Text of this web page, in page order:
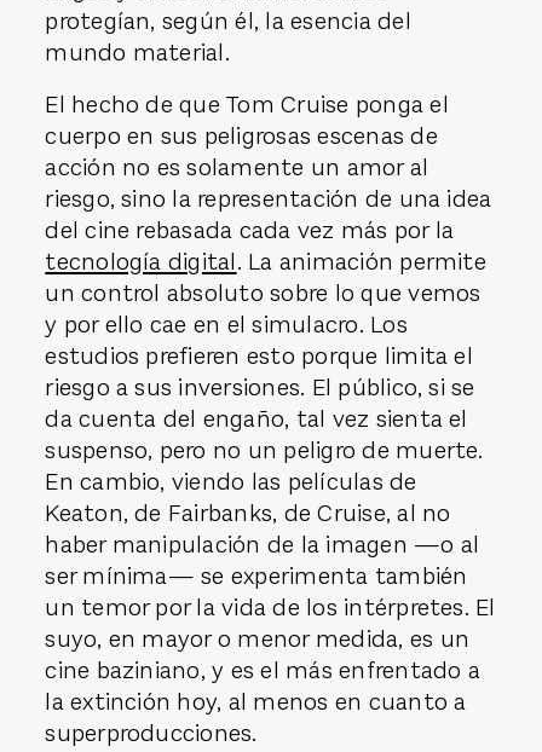
protegían, según él, la esencia del
mundo material.
El hecho de que Tom Cruise ponga el
cuerpo en sus peligrosas escenas de
acción no es solamente un amor al
riesgo, sino la representación de una idea
del cine rebasada cada vez más por la
tecnología digital. La animación permite
un control absoluto sobre lo que vemos
y por ello cae en el simulacro. Los
estudios prefieren esto porque limita el
riesgo a sus inversiones. El público, si se
da cuenta del engaño, tal vez sienta el
suspenso, pero no un peligro de muerte.
En cambio, viendo las películas de
Keaton, de Fairbanks, de Cruise, al no
haber manipulación de la imagen —o al
ser mínima— se experimenta también
un temor por la vida de los intérpretes. El
suyo, en mayor o menor medida, es un
cine baziniano, y es el más enfrentado a
la extinción hoy, al menos en cuanto a
superproducciones.